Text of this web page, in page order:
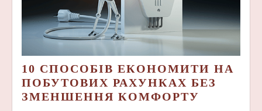
10 СПОСОБІВ ЕКОНОМИТИ НА
ПОБУТОВИХ РАХУНКАХ БЕЗ
ЗМЕНШЕННЯ КОМФОРТУ